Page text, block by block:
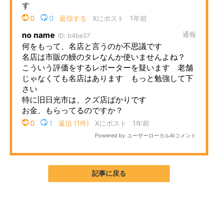
IT製品の技術・比較・事例
モノづくり技術者専門サイト
エレクトロニクス専門サイト
電子設計の基本と応用
エネルギーの専門メディア
記事に戻る